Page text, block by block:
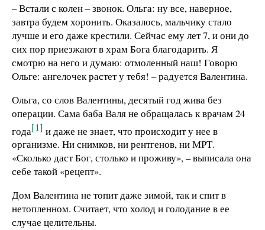
– Встали с колен – звонок. Ольга: ну все, наверное,
завтра будем хоронить. Оказалось, мальчику стало
лучше и его даже крестили. Сейчас ему лет 7, и они до
сих пор приезжают в храм Бога благодарить. Я
смотрю на него и думаю: отмоленный наш! Говорю
Ольге: ангелочек растет у тебя! – радуется Валентина.
Ольга, со слов Валентины, десятый год жива без
операции. Сама баба Валя не обращалась к врачам 24
года[1] и даже не знает, что происходит у нее в
организме. Ни снимков, ни рентгенов, ни МРТ.
«Сколько даст Бог, столько и проживу», – выписала она
себе такой «рецепт».
Дом Валентина не топит даже зимой, так и спит в
нетопленном. Считает, что холод и голодание в ее
случае целительны.